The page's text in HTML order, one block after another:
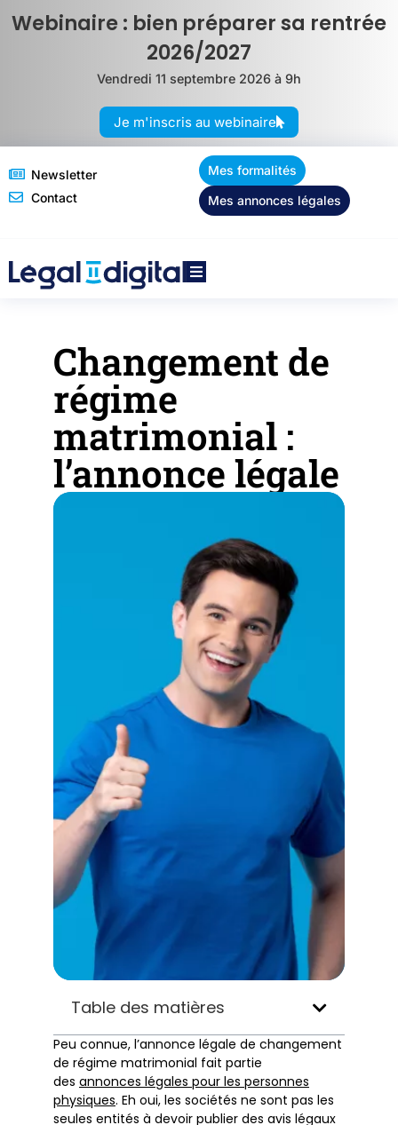
Webinaire : bien préparer sa rentrée
2026/2027
Vendredi 11 septembre 2026 à 9h
Je m'inscris au webinaire
Newsletter
Contact
Mes formalités
Mes annonces légales
Changement de
régime
matrimonial :
l’annonce légale
Table des matières
Peu connue, l’annonce légale de changement
de régime matrimonial fait partie
des annonces légales pour les personnes
physiques. Eh oui, les sociétés ne sont pas les
seules entités à devoir publier des avis légaux